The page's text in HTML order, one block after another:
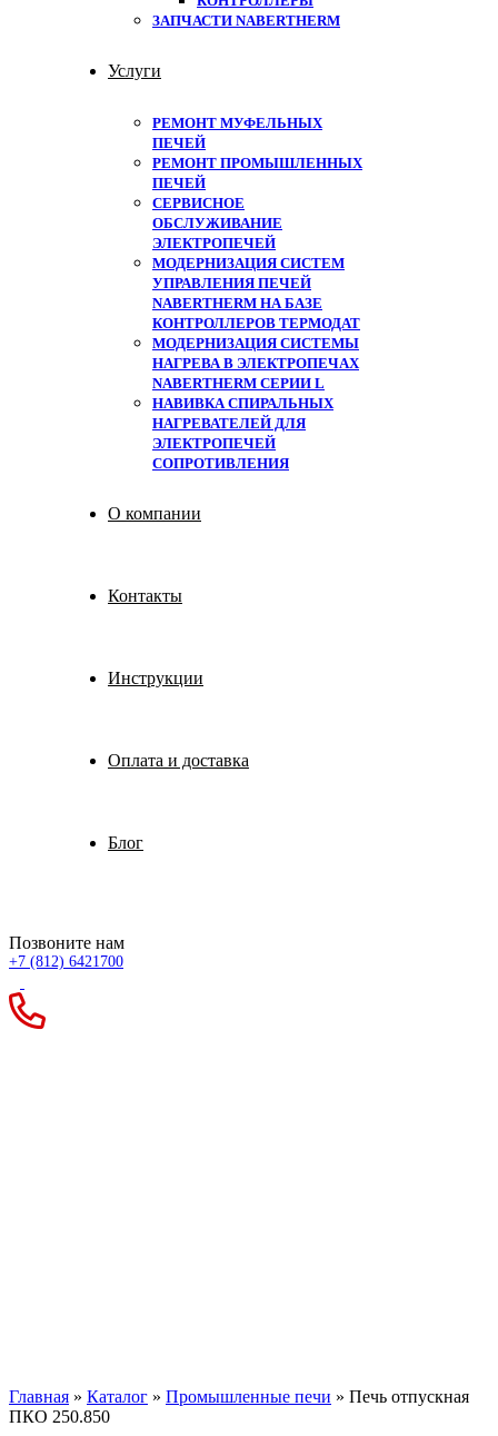
ЗАПЧАСТИ NABERTHERM
Услуги
РЕМОНТ МУФЕЛЬНЫХ
ПЕЧЕЙ
РЕМОНТ ПРОМЫШЛЕННЫХ
ПЕЧЕЙ
СЕРВИСНОЕ
ОБСЛУЖИВАНИЕ
ЭЛЕКТРОПЕЧЕЙ
МОДЕРНИЗАЦИЯ СИСТЕМ
УПРАВЛЕНИЯ ПЕЧЕЙ
NABERTHERM НА БАЗЕ
КОНТРОЛЛЕРОВ ТЕРМОДАТ
МОДЕРНИЗАЦИЯ СИСТЕМЫ
НАГРЕВА В ЭЛЕКТРОПЕЧАХ
NABERTHERM СЕРИИ L
НАВИВКА СПИРАЛЬНЫХ
НАГРЕВАТЕЛЕЙ ДЛЯ
ЭЛЕКТРОПЕЧЕЙ
СОПРОТИВЛЕНИЯ
О компании
Контакты
Инструкции
Оплата и доставка
Блог
Позвоните нам
+7 (812) 6421700
Главная » Каталог » Промышленные печи » Печь отпускная
ПКО 250.850